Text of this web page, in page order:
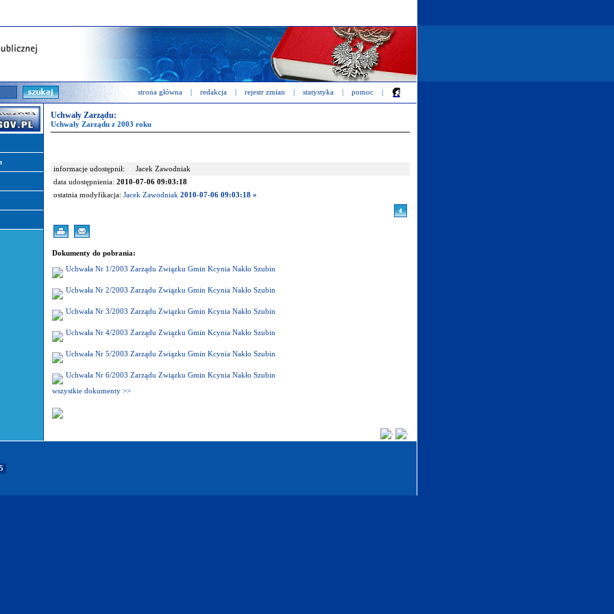
strona główna redakcja rejestr zmian statystyka pomoc
Uchwały Zarządu:
Uchwały Zarządu z 2003 roku
informacje udostępnił:
Jacek Zawodniak
data udostępnienia: 2010-07-06 09:03:18
ostatnia modyfikacja: Jacek Zawodniak 2010-07-06 09:03:18 »
Dokumenty do pobrania:
Uchwała Nr 1/2003 Zarządu Związku Gmin Kcynia Nakło Szubin
Uchwała Nr 2/2003 Zarządu Związku Gmin Kcynia Nakło Szubin
Uchwała Nr 3/2003 Zarządu Związku Gmin Kcynia Nakło Szubin
Uchwała Nr 4/2003 Zarządu Związku Gmin Kcynia Nakło Szubin
Uchwała Nr 5/2003 Zarządu Związku Gmin Kcynia Nakło Szubin
Uchwała Nr 6/2003 Zarządu Związku Gmin Kcynia Nakło Szubin
wszystkie dokumenty >>